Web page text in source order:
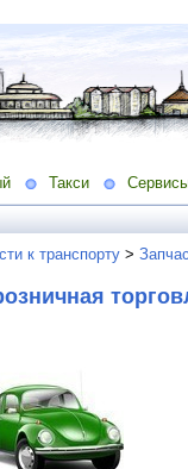
Такси
к транспорту >